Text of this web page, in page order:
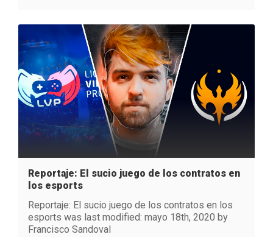
Reportaje: El sucio juego de los contratos en
los esports
Reportaje: El sucio juego de los contratos en los
esports was last modified: mayo 18th, 2020 by
Francisco Sandoval